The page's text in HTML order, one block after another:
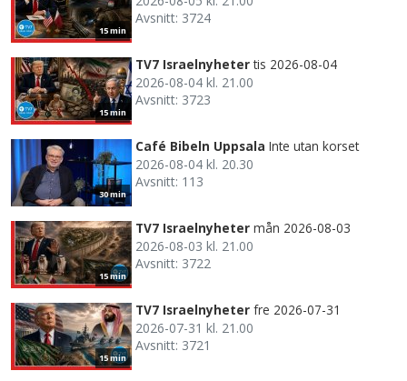
15 min
Avsnitt: 3724
15 min
TV7 Israelnyheter tis 2026-08-04
2026-08-04 kl. 21.00
Avsnitt: 3723
30 min
Café Bibeln Uppsala Inte utan korset
2026-08-04 kl. 20.30
Avsnitt: 113
15 min
TV7 Israelnyheter mån 2026-08-03
2026-08-03 kl. 21.00
Avsnitt: 3722
15 min
TV7 Israelnyheter fre 2026-07-31
2026-07-31 kl. 21.00
Avsnitt: 3721